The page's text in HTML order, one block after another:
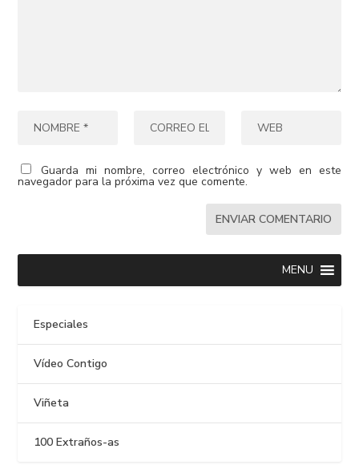
Guarda mi nombre, correo electrónico y web en este
navegador para la próxima vez que comente.
MENU
Especiales
Vídeo Contigo
Viñeta
100 Extraños-as